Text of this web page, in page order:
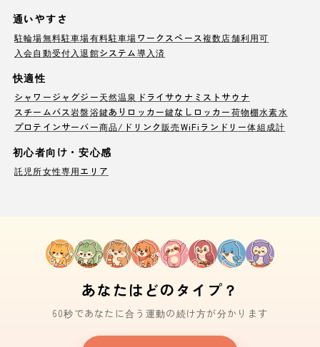
通いやすさ
駐輪場無料駐車場有料駐車場ワークスペース複数店舗利用可
入会自動受付 入退館システム導入済
快適性
シャワージャグジー天然温泉 ドライサウナ ミストサウナ
スチームバス岩盤浴鍵ありロッカー鍵なしロッカー荷物棚水素水
プロテインサーバー商品/ドリンク販売WiFi ランドリー体組成計
初心者向け・安心感
託児所女性専用エリア
あなたはどのタイプ？
60秒であなたに合う運動の続け方が分かります